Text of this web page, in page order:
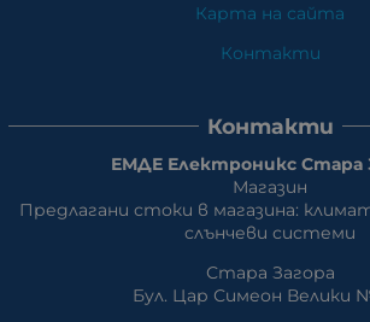
Карта на сайта
Контакти
Контакти
ЕМДЕ Електроникс Стара
Магазин
Предлагани стоки в магазина:
слънчеви системи
Стара Загора
Бул. Цар Симеон Велики